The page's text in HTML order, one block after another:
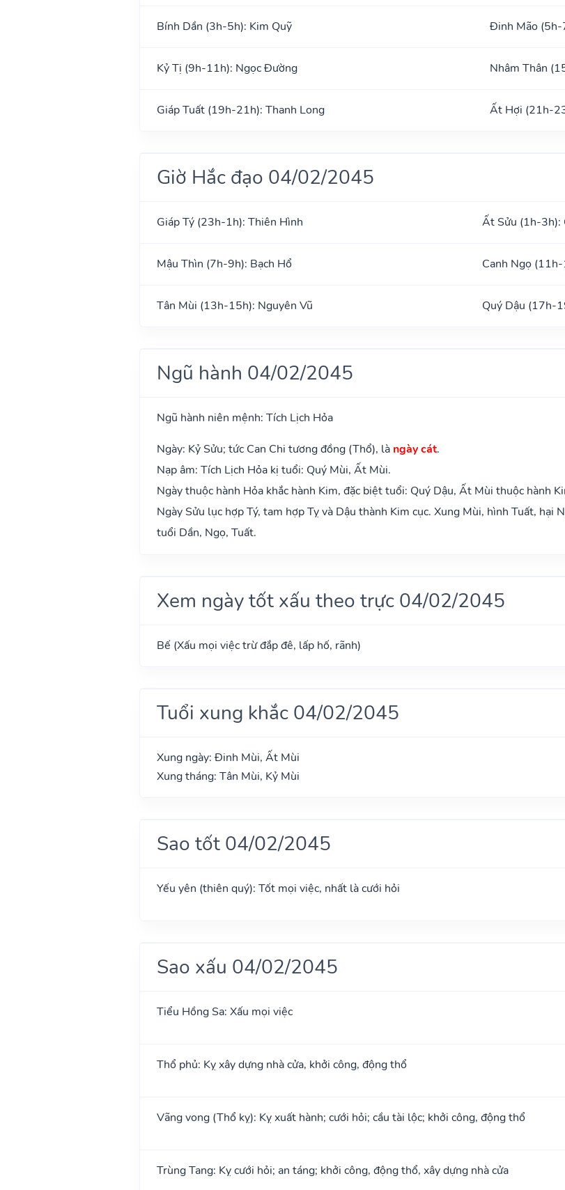
Bính Dần (3h-5h): Kim Quỹ Đinh Mão (5h-
Kỷ Tị (9h-11h): Ngọc Đường Nhâm Thân
Giáp Tuất (19h-21h): Thanh Long Ất Hợi (21h-
Giờ Hắc đạo 04/02/2045
Giáp Tý (23h-1h): Thiên Hình Ất Sửu (1h-3h):
Mậu Thìn (7h-9h): Bạch Hổ Canh Ngọ
Tân Mùi (13h-15h): Nguyên Vũ Quý Dậu (17h-
Ngũ hành 04/02/2045
Ngũ hành niên mệnh: Tích Lịch Hỏa
Ngày: Kỷ Sửu; tức Can Chi tương đồng (Thổ), là ngày cát.
Nạp âm: Tích Lịch Hỏa kị tuổi: Quý Mùi, Ất Mùi.
Ngày thuộc hành Hỏa khắc hành Kim, đặc biệt tuổi: Quý Dậu, Ất Mùi thuộc hành
Ngày Sửu lục hợp Tý, tam hợp Tỵ và Dậu thành Kim cục. Xung Mùi, hình Tuất, hại
tuổi Dần, Ngọ, Tuất.
Xem ngày tốt xấu theo trực 04/02/2045
Bế (Xấu mọi việc trừ đắp đê, lấp hố, rãnh)
Tuổi xung khắc 04/02/2045
Xung ngày: Đinh Mùi, Ất Mùi
Xung tháng: Tân Mùi, Kỷ Mùi
Sao tốt 04/02/2045
Yếu yên (thiên quý): Tốt mọi việc, nhất là cưới hỏi
Sao xấu 04/02/2045
Tiểu Hồng Sa: Xấu mọi việc
Thổ phủ: Kỵ xây dựng nhà cửa, khởi công, động thổ
Vãng vong (Thổ kỵ): Kỵ xuất hành; cưới hỏi; cầu tài lộc; khởi công, động thổ
Trùng Tang: Kỵ cưới hỏi; an táng; khởi công, động thổ, xây dựng nhà cửa